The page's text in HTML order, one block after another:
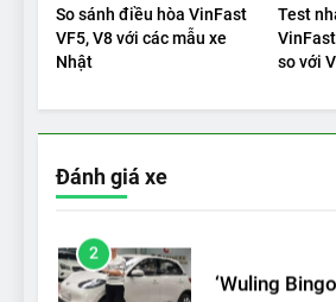
So sánh điều hòa VinFast
VF5, V8 với các mẫu xe
Nhật
Test
so với
Đánh giá xe
nêu tên 5
kết – Mỹ
ĐÁNH GIÁ XE
‘Wuling
trạm sạc,
3
VinFast VF8